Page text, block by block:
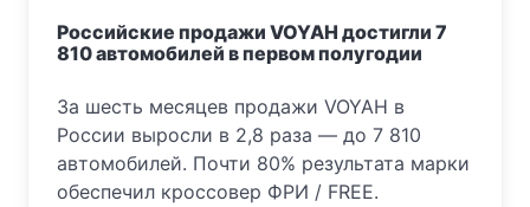
Российские продажи VOYAH достигли 7
810 автомобилей в первом полугодии
За шесть месяцев продажи VOYAH в
России выросли в 2,8 раза — до 7 810
автомобилей. Почти 80% результата марки
обеспечил кроссовер ФРИ / FREE.